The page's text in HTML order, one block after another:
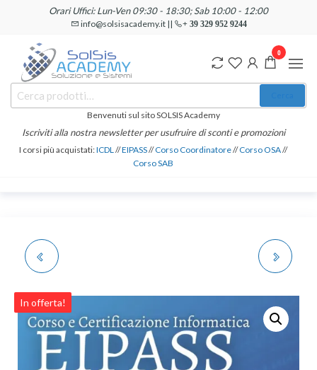
contenuto
Orari Uffici: Lun-Ven 09:30 - 18:30; Sab 10:00 - 12:00
info@solsisacademy.it || + 39 329 952 9244
SOLSIS
Academy
Corsi e
Certificazioni
Linguistiche
Benvenuti sul sito SOLSIS Academy
Iscriviti alla nostra newsletter per usufruire di sconti e promozioni
I corsi più acquistati:ICDL//EIPASS//Corso Coordinatore//Corso OSA//
Corso SAB
0
INFORMATICA EIPASS
CAD CON
INFORMATICA EIPASS
SOCIAL MEDIA
In offerta!